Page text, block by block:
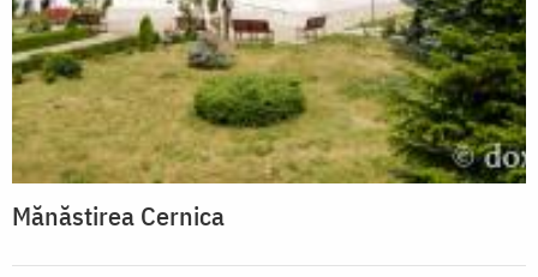
Mănăstirea Cernica